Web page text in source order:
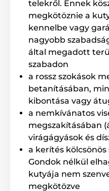
A D-Fence
használható.
Nyakörv
A D-Fence
nagyon erős
kutyának
jól tart a nyakon. A
állítható.
Súly és
telekről. Ennek
megkötöznie a
kennelbe vagy
nagyobb
által megadott
szabadon
a rossz szokások
betanításában,
kibontása vagy
a nemkívánatos
megszakításában
virágágyások és
a kerítés
Gondok nélkül
kutyája nem
megkötözve